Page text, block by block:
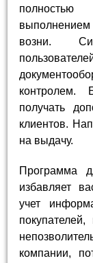
возни.
контролем.
получать
клиентов.
на выдачу.
Программа
избавляет
учет
компании,